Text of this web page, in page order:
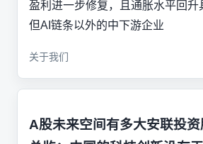
盈利进一步修复，且通胀水平回升
但AI链条以外的中下游企业
关于我们
A股未来空间有多大安联投